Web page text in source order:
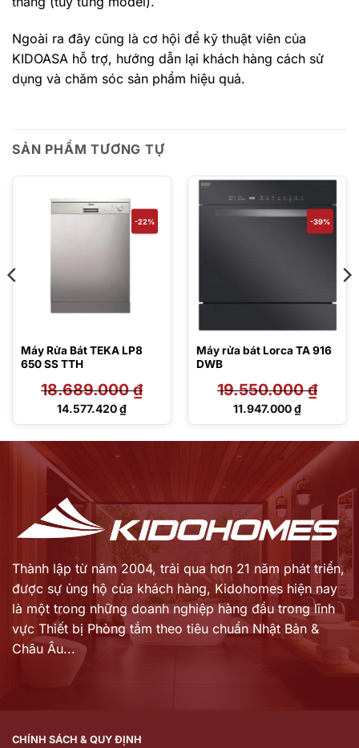
Ngoài ra đây cũng là cơ hội để kỹ thuật viên của
KIDOASA hỗ trợ, hướng dẫn lại khách hàng cách sử
dụng và chăm sóc sản phẩm hiệu quả.
SẢN PHẨM TƯƠNG TỰ
-22%
Máy Rửa Bát TEKA LP8
650 SS TTH
18.689.000₫
Giá
14.577.420₫
Giá
-39%
Máy rửa bát Lorca TA 916
DWB
19.550.000₫
Giá
19.550.000 ₫.
11.947.000₫
Giá
11.947.000 ₫.
Thành lập từ năm 2004, trải qua hơn 21 năm phát triển,
được sự ủng hộ của khách hàng, Kidohomes hiện nay
là một trong những doanh nghiệp hàng đầu trong lĩnh
vực Thiết bị Phòng tắm theo tiêu chuẩn Nhật Bản &
Châu Âu...
CHÍNH SÁCH & QUY ĐỊNH